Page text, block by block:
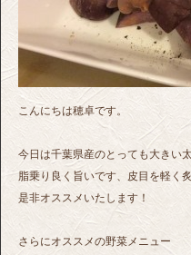
こんにちは穂卓です。
今日は千葉県産のとっても大きい
脂乗り良く旨いです、皮目を軽く
是非オススメいたします！
さらにオススメの野菜メニュー